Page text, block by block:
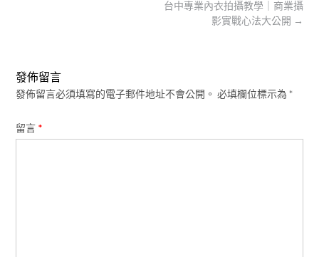
台中專業內衣拍攝教學｜商業攝
影實戰心法大公開 →
發佈留言
發佈留言必須填寫的電子郵件地址不會公開。 必填欄位標示為 *
留言 *